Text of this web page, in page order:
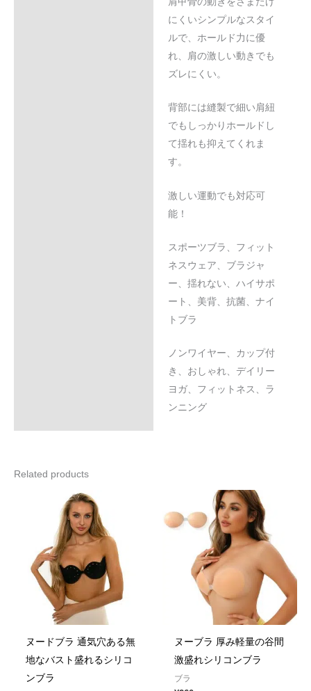
にくいシンプルなスタイ
ルで、ホールド力に優
れ、肩の激しい動きでも
ズレにくい。
背部には縫製で細い肩紐
でもしっかりホールドし
て揺れも抑えてくれま
す。
激しい運動でも対応可
能！
スポーツブラ、フィット
ネスウェア、ブラジャ
ー、揺れない、ハイサポ
ート、美背、抗菌、ナイ
トブラ
ノンワイヤー、カップ付
き、おしゃれ、デイリー
ヨガ、フィットネス、ラ
ンニング
Related products
ヌードブラ 通気穴ある無
地なバスト盛れるシリコ
ンブラ
ヌーブラ 厚み軽量の谷間
激盛れシリコンブラ
ブラ